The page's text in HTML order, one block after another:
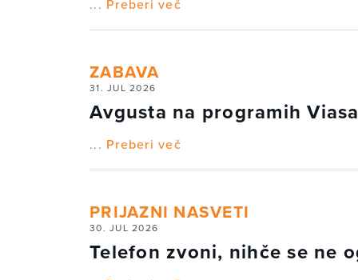
... Preberi več
ZABAVA
31. JUL 2026
Avgusta na programih
... Preberi več
PRIJAZNI NASVETI
30. JUL 2026
Telefon zvoni, nihče se ne